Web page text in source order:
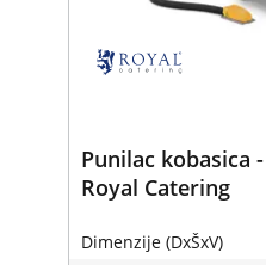
Punilac kobasica
Royal Catering
Dimenzije (DxŠxV)